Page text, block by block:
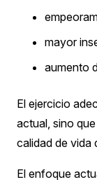
mayor
aumento
El ejercicio
actual, sino
calidad de vida
El enfoque